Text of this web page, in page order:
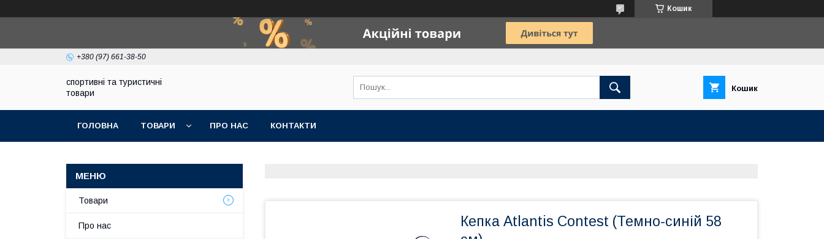
Кошик
+380 (97) 661-38-50
спортивні та туристичні
товари
Кошик
ГОЛОВНА ТОВАРИ ПРО НАС КОНТАКТИ
Кепка Atlantis Contest (Темно-синій 58
Товари
Про нас